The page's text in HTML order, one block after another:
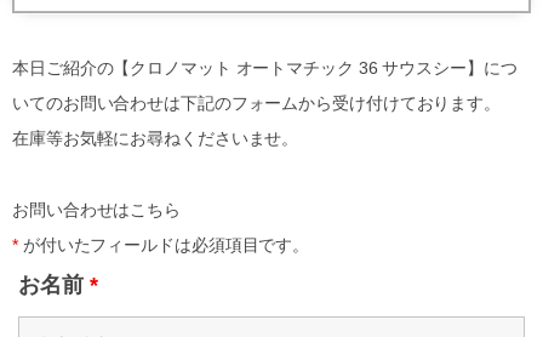
本日ご紹介の【クロノマット オートマチック 36 サウスシー】につ
いてのお問い合わせは下記のフォームから受け付けております。
在庫等お気軽にお尋ねくださいませ。
お問い合わせはこちら
*が付いたフィールドは必須項目です。
お名前 *